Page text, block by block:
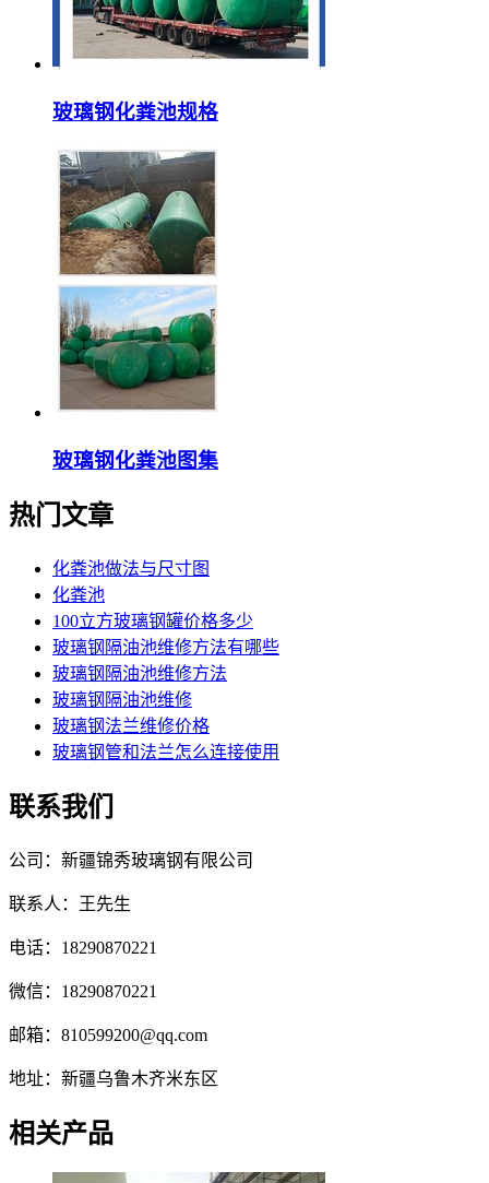
玻璃钢化粪池规格
玻璃钢化粪池图集
热门文章
化粪池做法与尺寸图
化粪池
100立方玻璃钢罐价格多少
玻璃钢隔油池维修方法有哪些
玻璃钢隔油池维修方法
玻璃钢隔油池维修
玻璃钢法兰维修价格
玻璃钢管和法兰怎么连接使用
联系我们
公司：新疆锦秀玻璃钢有限公司
联系人：王先生
电话：18290870221
微信：18290870221
邮箱：810599200@qq.com
地址：新疆乌鲁木齐米东区
相关产品